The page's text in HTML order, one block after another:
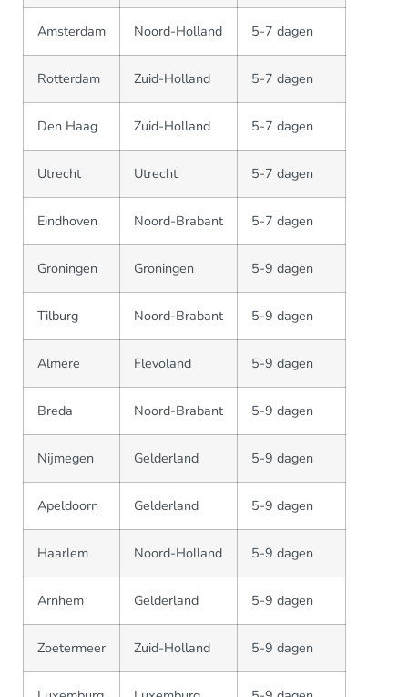
Amsterdam Noord-Holland 5-7 dagen
Rotterdam Zuid-Holland 5-7 dagen
Den Haag Zuid-Holland 5-7 dagen
Utrecht Utrecht 5-7 dagen
Eindhoven Noord-Brabant 5-7 dagen
Groningen Groningen 5-9 dagen
Tilburg Noord-Brabant 5-9 dagen
Almere Flevoland 5-9 dagen
Breda Noord-Brabant 5-9 dagen
Nijmegen Gelderland 5-9 dagen
Apeldoorn Gelderland 5-9 dagen
Haarlem Noord-Holland 5-9 dagen
Arnhem Gelderland 5-9 dagen
Zoetermeer Zuid-Holland 5-9 dagen